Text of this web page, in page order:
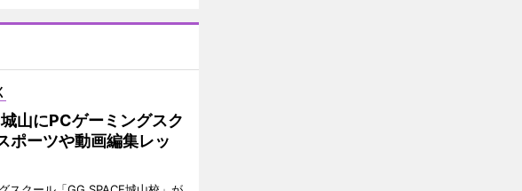
山にPCゲーミングスク
ーツや動画編集レッ